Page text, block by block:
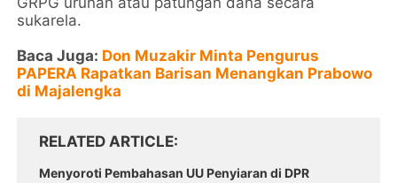
sukarela.
Baca Juga: Don Muzakir Minta Pengurus
PAPERA Rapatkan Barisan Menangkan Prabowo
di Majalengka
RELATED ARTICLE
Menyoroti Pembahasan UU Penyiaran di DPR